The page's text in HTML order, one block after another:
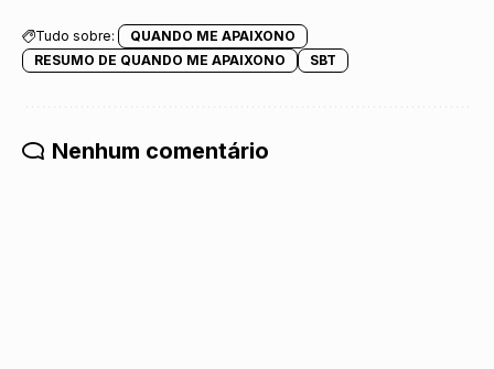
Tudo sobre:
QUANDO ME APAIXONO
RESUMO DE QUANDO ME APAIXONO
SBT
Nenhum comentário